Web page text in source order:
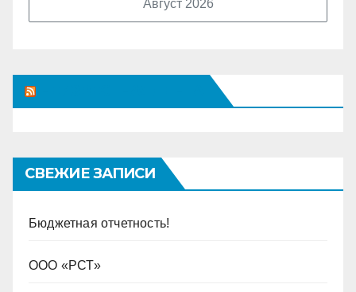
Август 2026
СВЕЖИЕ ЗАПИСИ
Бюджетная отчетность!
ООО «РСТ»